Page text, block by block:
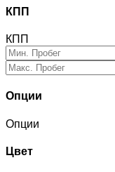
КПП
КПП
Опции
Опции
Цвет